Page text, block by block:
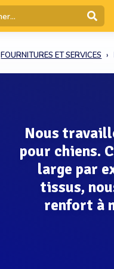
FOURNITURES ET SERVICES
Nous
pour chiens.
large par
tissus,
renfort à